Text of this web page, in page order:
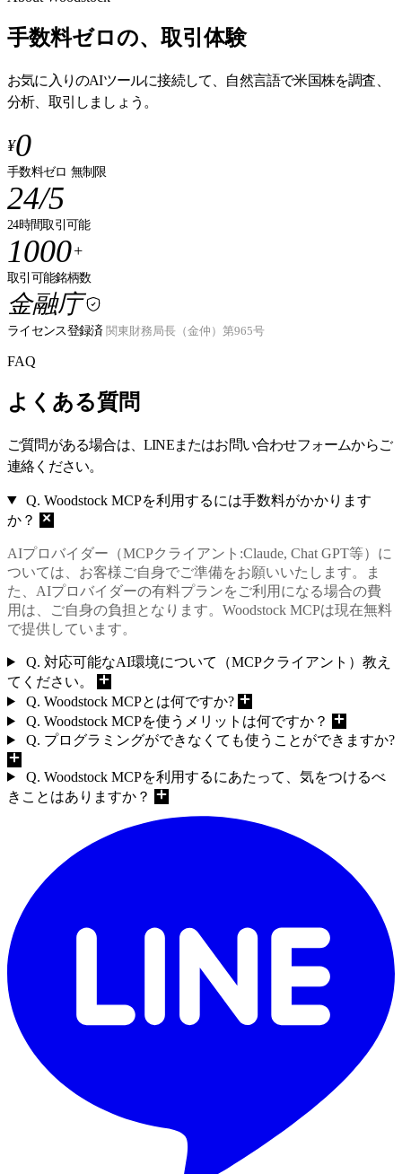
手数料ゼロの、取引体験
分析、取引しましょう。
0
手数料ゼロ
24/5
24時間取引可能
1000+
取引可能銘柄数
金融庁
ライセンス登録済
よくある質問
連絡ください。
か？
ついては、お客様ご自身でご準備をお願いいたします。ま
た、AIプロバイダーの有料プランをご利用になる場合の費
用は、ご自身の負担となります。Woodstock MCPは現在無料
で提供しています。
てください。
Q. Woodstock MCPとは何ですか?
Q. Woodstock MCPを使うメリットは何ですか？
Q. プログラミングができなくても使うことができますか?
きことはありますか？